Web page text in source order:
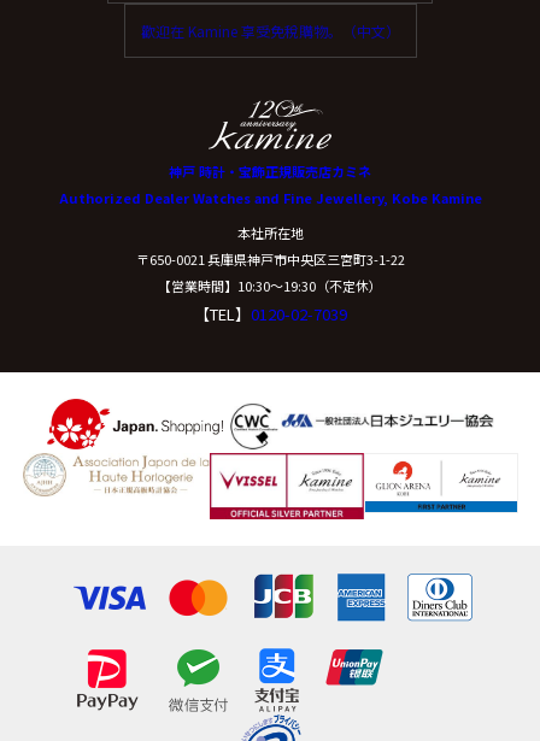
歡迎在 Kamine 享受免稅購物。（中文）
神戸 時計・宝飾正規販売店カミネ
Authorized Dealer Watches and Fine Jewellery, Kobe Kamine
本社所在地
〒650-0021 兵庫県神戸市中央区三宮町3-1-22
【営業時間】10:30〜19:30（不定休）
【TEL】 0120-02-7039